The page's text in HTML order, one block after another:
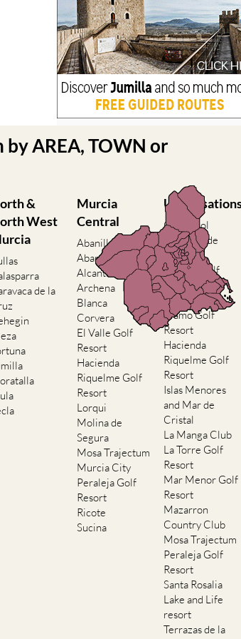
AREA, TOWN or
&
West
de la
Murcia
Central
Abanilla
Abaran
Alcantarilla
Archena
Blanca
Corvera
El Valle Golf
Resort
Hacienda
Riquelme Golf
Resort
Lorqui
Molina de
Segura
Mosa Trajectum
Murcia City
Peraleja Golf
Resort
Ricote
Sucina
Camposol
Condado de
Alhama
El Valle Golf
Resort
Hacienda del
Alamo Golf
Resort
Hacienda
Riquelme Golf
Resort
Islas Menores
and Mar de
Cristal
La Manga Club
La Torre Golf
Resort
Mar Menor Golf
Resort
Mazarron
Country Club
Mosa Trajectum
Peraleja Golf
Resort
Santa Rosalia
Lake and Life
resort
Terrazas de la